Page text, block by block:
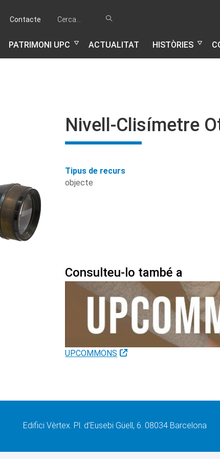
Contacte Cerca... Cercar
PATRIMONI UPC ACTUALITAT HISTÒRIES
Nivell-Clisímetre
Tipus de recurs
objecte
Consulteu-lo també a
UPCOMMONS
Edifici Vèrtex. Pl. d'Eusebi Güell, 6. 08034 Barcelona